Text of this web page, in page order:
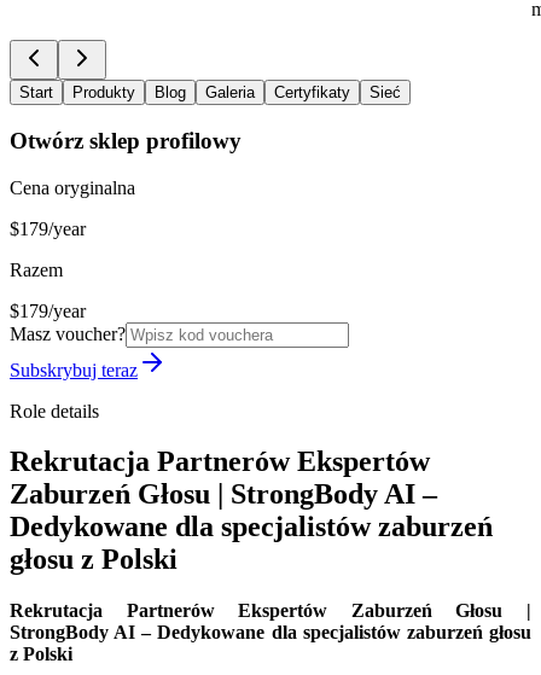
Start Produkty Blog Galeria Certyfikaty Sieć
Otwórz sklep profilowy
Cena oryginalna
$179/year
Razem
$179/year
Masz voucher?
Subskrybuj teraz
Role details
Rekrutacja Partnerów Ekspertów
Zaburzeń Głosu | StrongBody AI –
Dedykowane dla specjalistów zaburzeń
głosu z Polski
Rekrutacja Partnerów Ekspertów Zaburzeń Głosu |
StrongBody AI – Dedykowane dla specjalistów zaburzeń głosu
z Polski